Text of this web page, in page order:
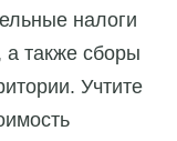
налоги
также сборы
Учтите